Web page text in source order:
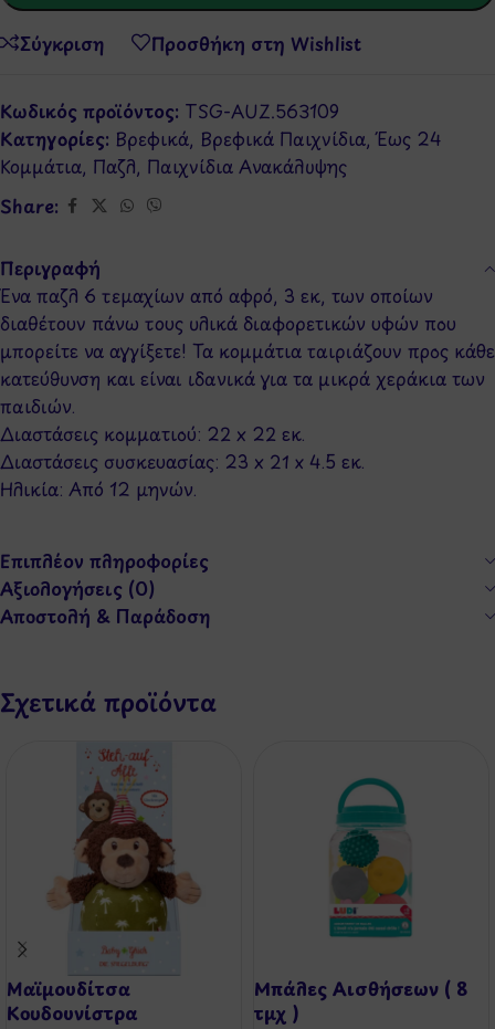
Σύγκριση Προσθήκη στη Wishlist
Κωδικός προϊόντος: TSG-AUZ.563109
Κατηγορίες: Βρεφικά, Βρεφικά Παιχνίδια, Έως 24
Κομμάτια, Παζλ, Παιχνίδια Ανακάλυψης
Share:
Περιγραφή
Ένα παζλ 6 τεμαχίων από αφρό, 3 εκ, των οποίων
διαθέτουν πάνω τους υλικά διαφορετικών υφών που
μπορείτε να αγγίξετε! Τα κομμάτια ταιριάζουν προς κάθε
κατεύθυνση και είναι ιδανικά για τα μικρά χεράκια των
παιδιών.
Διαστάσεις κομματιού: 22 x 22 εκ.
Διαστάσεις συσκευασίας: 23 x 21 x 4.5 εκ.
Ηλικία: Από 12 μηνών.
Επιπλέον πληροφορίες
Αξιολογήσεις (0)
Αποστολή & Παράδοση
Σχετικά προϊόντα
Μαϊμουδίτσα
Κουδουνίστρα
Μπάλες Αισθήσεων ( 8
τμχ )